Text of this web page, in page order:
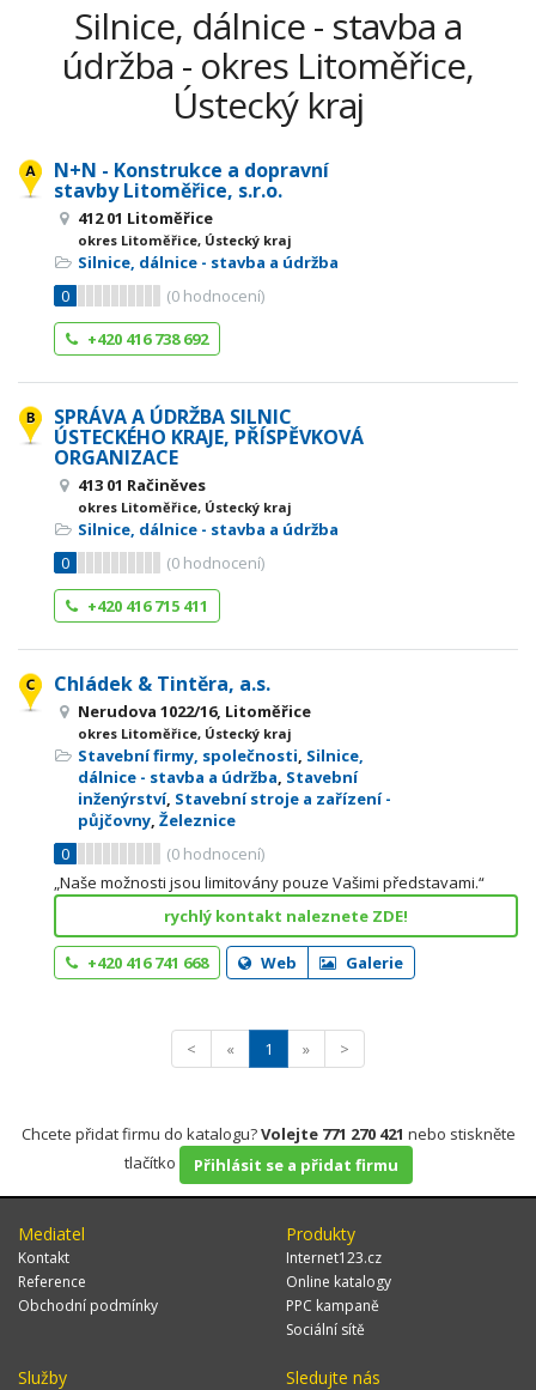
Silnice, dálnice - stavba a
údržba - okres Litoměřice,
Ústecký kraj
N+N - Konstrukce a dopravní
stavby Litoměřice, s.r.o.
412 01 Litoměřice
okres Litoměřice, Ústecký kraj
Silnice, dálnice - stavba a údržba
0
(0 hodnocení)
+420 416 738 692
SPRÁVA A ÚDRŽBA SILNIC
ÚSTECKÉHO KRAJE, PŘÍSPĚVKOVÁ
ORGANIZACE
413 01 Račiněves
okres Litoměřice, Ústecký kraj
Silnice, dálnice - stavba a údržba
0
(0 hodnocení)
+420 416 715 411
Chládek & Tintěra, a.s.
Nerudova 1022/16, Litoměřice
okres Litoměřice, Ústecký kraj
Stavební firmy, společnosti, Silnice,
dálnice - stavba a údržba, Stavební
inženýrství, Stavební stroje a zařízení -
půjčovny, Železnice
0
(0 hodnocení)
„Naše možnosti jsou limitovány pouze Vašimi představami.“
rychlý kontakt naleznete ZDE!
+420 416 741 668 Web Galerie
< « 1 » >
Chcete přidat firmu do katalogu?Volejte 771 270 421 nebo stiskněte
tlačítko
Přihlásit se a přidat firmu
Mediatel
Kontakt
Reference
Obchodní podmínky
Produkty
Internet123.cz
Online katalogy
PPC kampaně
Sociální sítě
Služby Sledujte nás